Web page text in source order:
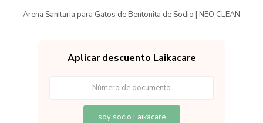
Arena Sanitaria para Gatos de Bentonita de Sodio | NEO CLEAN
Aplicar descuento Laikacare
soy socio Laikacare